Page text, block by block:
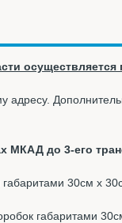
адресу.
МКАД до 3-его
30см х
габаритами